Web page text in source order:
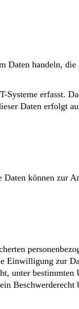
Daten handeln,
Systeme erfasst.
Daten erfolgt
können zur
Einwilligung zur
unter bestimmten
Beschwerderecht